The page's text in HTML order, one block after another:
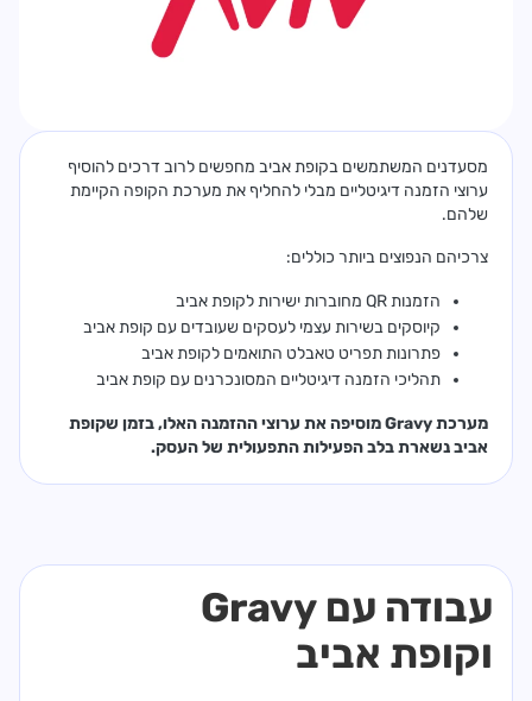
מסעדנים המשתמשים בקופת אביב מחפשים לרוב דרכים להוסיף
ערוצי הזמנה דיגיטליים מבלי להחליף את מערכת הקופה הקיימת
שלהם.
צרכיהם הנפוצים ביותר כוללים:
הזמנות QR מחוברות ישירות לקופת אביב
קיוסקים בשירות עצמי לעסקים שעובדים עם קופת אביב
פתרונות תפריט טאבלט התואמים לקופת אביב
תהליכי הזמנה דיגיטליים המסונכרנים עם קופת אביב
מערכת Gravy מוסיפה את ערוצי ההזמנה האלו, בזמן שקופת
אביב נשארת בלב הפעילות התפעולית של העסק.
עבודה עם Gravy
וקופת אביב